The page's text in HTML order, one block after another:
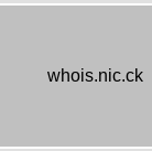
whois.nic.ck